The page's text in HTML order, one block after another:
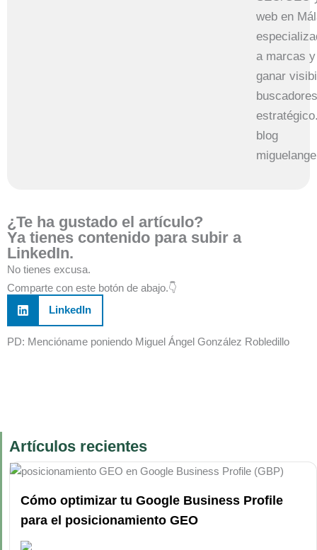
web en
a marcas
ganar
blog
¿Te ha gustado el artículo?
Ya tienes contenido para subir a
LinkedIn.
No tienes excusa.
Comparte con este botón de abajo.👇
LinkedIn
PD: Mencióname poniendo Miguel Ángel González Robledillo
Artículos recientes
Cómo optimizar tu Google Business Profile
para el posicionamiento GEO